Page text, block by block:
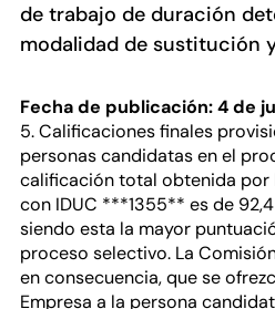
de trabajo de duración
modalidad de sustitución
Fecha de publicación: 4 de
5. Calificaciones finales
personas candidatas en el
calificación total obtenida por
con IDUC ***1355** es de
siendo esta la mayor
proceso selectivo. La
en consecuencia, que se
Empresa a la persona